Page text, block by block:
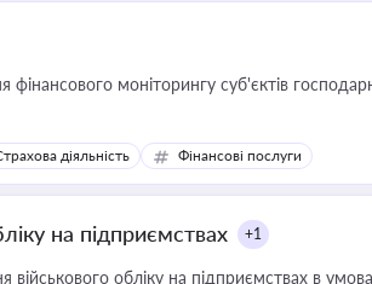
фінансового моніторингу суб'єктів
діяльність Фінансові послуги
на підприємствах +1
військового обліку на підприємствах в